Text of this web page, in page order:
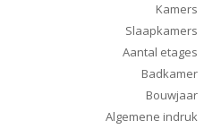
Kamers
Slaapkamers
Aantal etages
Badkamer
Bouwjaar
Algemene indruk